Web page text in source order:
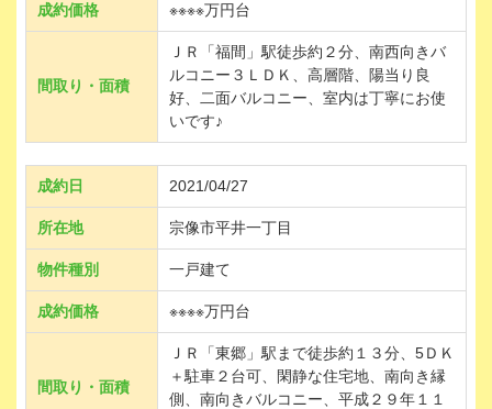
成約価格 ※※※※万円台
間取り・面積
ＪＲ「福間」駅徒歩約２分、南西向きバ
ルコニー３ＬＤＫ、高層階、陽当り良
好、二面バルコニー、室内は丁寧にお使
いです♪
成約日 2021/04/27
所在地 宗像市平井一丁目
物件種別 一戸建て
成約価格 ※※※※万円台
間取り・面積
ＪＲ「東郷」駅まで徒歩約１３分、5ＤＫ
＋駐車２台可、閑静な住宅地、南向き縁
側、南向きバルコニー、平成２９年１１